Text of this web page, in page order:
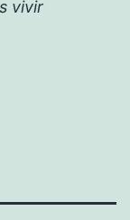
vivir